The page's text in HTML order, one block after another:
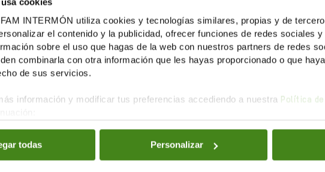
cookies
INTERMÓN utiliza cookies y tecnologías similares, propias y de
el contenido y la publicidad, ofrecer funciones de redes sociales
sobre el uso que hagas de la web con nuestros partners de redes
combinarla con otra información que les hayas proporcionado o que
de sus servicios.
información y modificar tus preferencias accediendo a nuestra Política
todas Personalizar
y equipos
reducen el
y aumentan
TRANSPORTE
Triciclos que dan
para vender en
condiciones.